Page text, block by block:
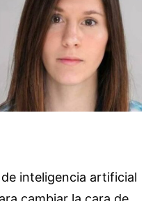
inteligencia artificial